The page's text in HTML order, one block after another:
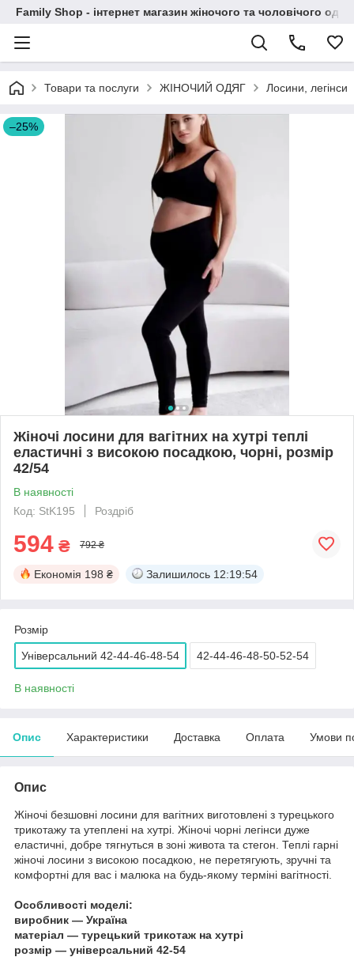
Family Shop - інтернет магазин жіночого та чоловічого
Товари та послуги ЖІНОЧИЙ ОДЯГ Лосини, легінси
–25%
Жіночі лосини для вагітних на хутрі теплі
еластичні з високою посадкою, чорні, розмір
42/54
В наявності
Код: StK195
Роздріб
594 ₴ 792 ₴
Економія 198 ₴ Залишилось 12:19:54
Розмір
Універсальний 42-44-46-48-54 42-44-46-48-50-52-54
В наявності
Опис Характеристики Доставка Оплата Умови
Опис
Жіночі безшовні лосини для вагітних виготовлені з турецького
трикотажу та утеплені на хутрі. Жіночі чорні легінси дуже
еластичні, добре тягнуться в зоні живота та стегон. Теплі гарні
жіночі лосини з високою посадкою, не перетягують, зручні та
комфортні для вас і малюка на будь-якому терміні вагітності.
Особливості моделі:
виробник — Україна
матеріал — турецький трикотаж на хутрі
розмір — універсальний 42-54